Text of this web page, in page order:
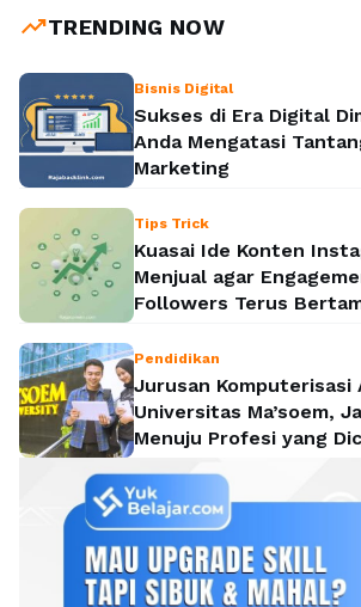
tindakan jauh lebih bermakna
trending_upTRENDING NOW
Bisnis Digital
Sukses di Era Digital
Anda Mengatasi
Marketing
Tips Trick
Kuasai Ide Konten
Menjual agar
Followers Terus
Pendidikan
Jurusan Komputerisasi
Universitas Ma’soem,
Menuju Profesi yang